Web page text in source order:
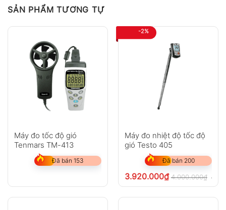
Không có bình luận nào
SẢN PHẨM TƯƠNG TỰ
Máy đo tốc độ gió
Tenmars TM-413
Đã bán 153
-2%
Máy đo nhiệt độ tốc độ
gió Testo 405
Đã bán 200
3.920.000₫ 4.000.000₫ chưa